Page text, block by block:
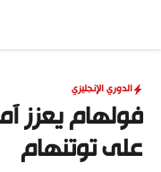
المحتوى
الدوري الإنجليزي
فولهام يعزز
على توتنهام